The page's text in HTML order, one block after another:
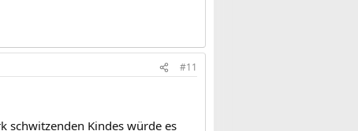
#11
schwitzenden Kindes würde es